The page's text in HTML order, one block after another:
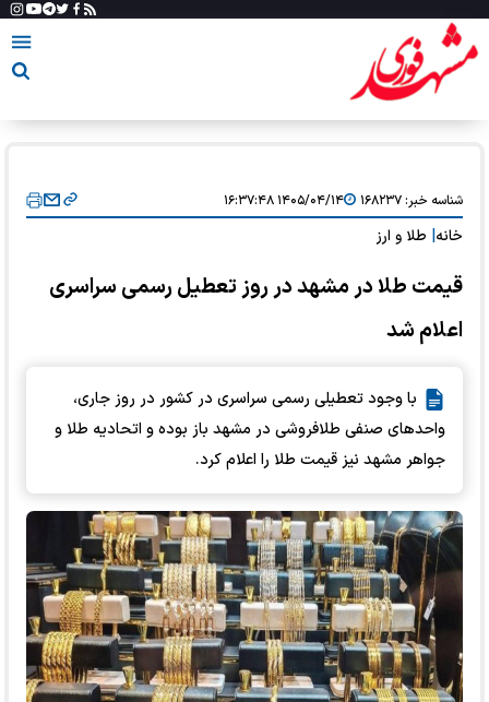
شناسه خبر:۱۶۸۲۳۷ ۱۴۰۵/۰۴/۱۴ ۱۶:۳۷:۴۸
خانه طلا و ارز
قیمت طلا در مشهد در روز تعطیل رسمی سراسری
اعلام شد
با وجود تعطیلی رسمی سراسری در کشور در روز جاری،
واحد‌های صنفی طلافروشی در مشهد باز بوده و اتحادیه طلا و
جواهر مشهد نیز قیمت طلا را اعلام کرد.